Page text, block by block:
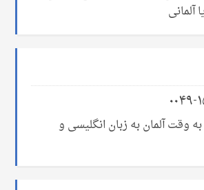
آلمانی
۲۳۲۳
۸:۰۰ صبح تا ۱۸:۰۰ به وقت آلمان به زبان انگلیسی و